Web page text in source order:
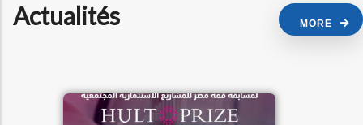
Actualités MORE